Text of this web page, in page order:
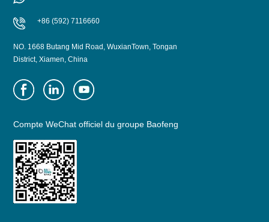
+86 (592) 7116660
NO. 1668 Butang Mid Road, WuxianTown, Tongan
District, Xiamen, China
Compte WeChat officiel du groupe Baofeng